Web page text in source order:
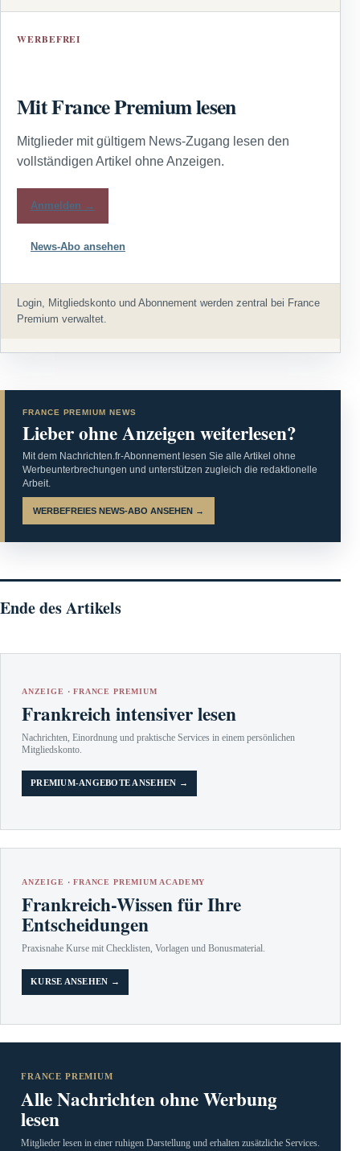
WERBEFREI
Mit France Premium lesen
Mitglieder mit gültigem News-Zugang lesen den
vollständigen Artikel ohne Anzeigen.
Anmelden →
News-Abo ansehen
Login, Mitgliedskonto und Abonnement werden zentral bei France
Premium verwaltet.
FRANCE PREMIUM NEWS
Lieber ohne Anzeigen weiterlesen?
Mit dem Nachrichten.fr-Abonnement lesen Sie alle Artikel ohne
Werbeunterbrechungen und unterstützen zugleich die redaktionelle
Arbeit.
WERBEFREIES NEWS-ABO ANSEHEN →
Ende des Artikels
ANZEIGE · FRANCE PREMIUM
Frankreich intensiver lesen
Nachrichten, Einordnung und praktische Services in einem persönlichen
Mitgliedskonto.
PREMIUM-ANGEBOTE ANSEHEN →
ANZEIGE · FRANCE PREMIUM ACADEMY
Frankreich-Wissen für Ihre
Entscheidungen
Praxisnahe Kurse mit Checklisten, Vorlagen und Bonusmaterial.
KURSE ANSEHEN →
FRANCE PREMIUM
Alle Nachrichten ohne Werbung
lesen
Mitglieder lesen in einer ruhigen Darstellung und erhalten zusätzliche Services.